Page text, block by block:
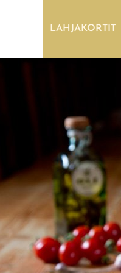
LAHJAKORTIT